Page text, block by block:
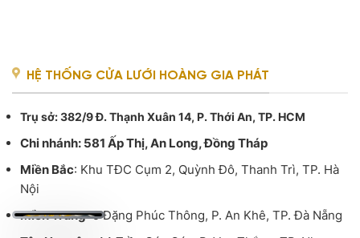
HỆ THỐNG CỬA LƯỚI HOÀNG GIA PHÁT
Trụ sở: 382/9 Đ. Thạnh Xuân 14, P. Thới An, TP. HCM
Chi nhánh: 581 Ấp Thị, An Long, Đồng Tháp
Miền Bắc: Khu TĐC Cụm 2, Quỳnh Đô, Thanh Trì, TP. Hà
Nội
Miền Trung: 9 Đặng Phúc Thông, P. An Khê, TP. Đà Nẵng